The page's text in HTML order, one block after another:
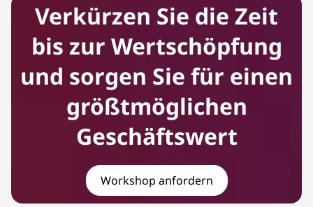
Verkürzen Sie die Zeit
bis zur Wertschöpfung
und sorgen Sie für einen
größtmöglichen
Geschäftswert
Workshop anfordern